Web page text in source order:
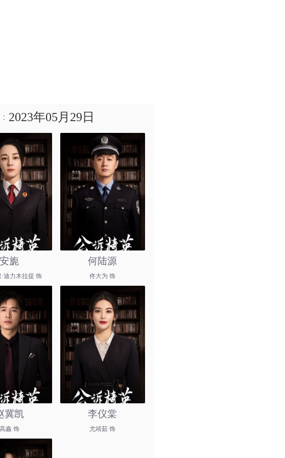
2023年05月29日
安旎
迪力木拉提 饰
何陆源
佟大为 饰
冀凯
鑫 饰
李仪棠
尤靖茹 饰